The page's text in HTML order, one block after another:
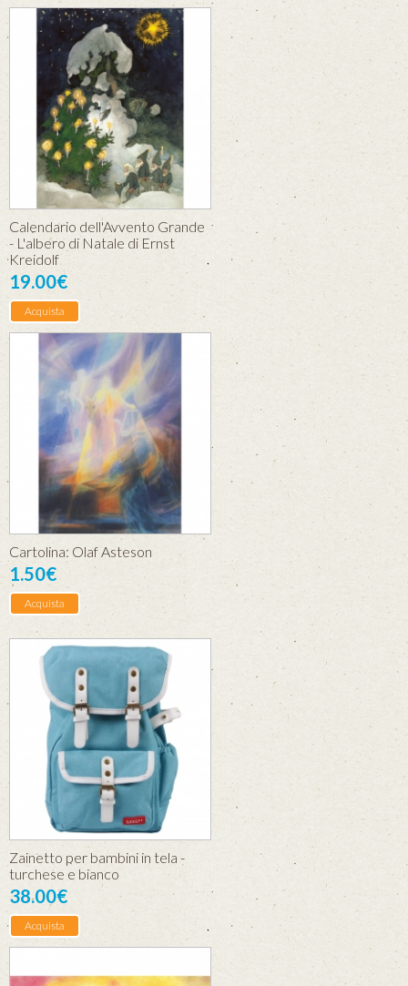
Calendario dell'Avvento Grande
- L'albero di Natale di Ernst
Kreidolf
19.00€
Acquista
Cartolina: Olaf Asteson
1.50€
Acquista
Zainetto per bambini in tela -
turchese e bianco
38.00€
Acquista